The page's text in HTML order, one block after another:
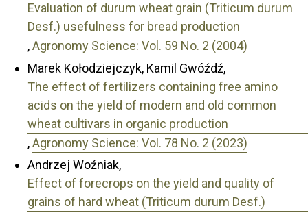
Evaluation of durum wheat grain (Triticum durum
Desf.) usefulness for bread production
,Agronomy Science: Vol. 59 No. 2 (2004)
Marek Kołodziejczyk, Kamil Gwóźdź,
The effect of fertilizers containing free amino
acids on the yield of modern and old common
wheat cultivars in organic production
,Agronomy Science: Vol. 78 No. 2 (2023)
Andrzej Woźniak,
Effect of forecrops on the yield and quality of
grains of hard wheat (Triticum durum Desf.)